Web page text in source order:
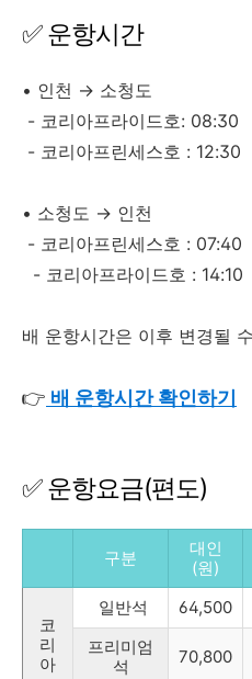
✅ 운항시간
• 인천 → 소청도
- 코리아프라이드호: 08:30
- 코리아프린세스호 : 12:30
• 소청도 → 인천
- 코리아프린세스호 : 07:40
- 코리아프라이드호 : 14:10
배 운항시간은 이후 변경될
👉 배 운항시간 확인하기
✅ 운항요금(편도)
구분
대인
(원)
코
리
아
일반석 64,500
프리미엄
석
70,800